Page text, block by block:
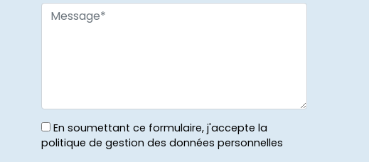
En soumettant ce formulaire, j'accepte la
politique de gestion des données personnelles